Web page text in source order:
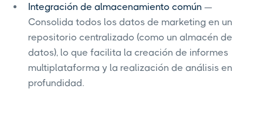
Integración de almacenamiento común —
Consolida todos los datos de marketing en un
repositorio centralizado (como un almacén de
datos), lo que facilita la creación de informes
multiplataforma y la realización de análisis en
profundidad.